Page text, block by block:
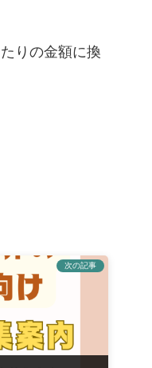
りの金額に換
次の記事